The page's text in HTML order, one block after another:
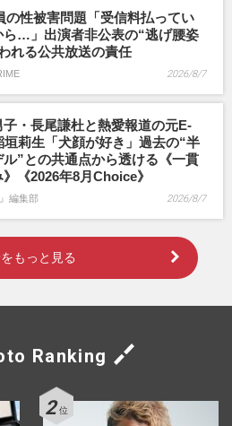
の性被害問題「受信料払ってい
ら…」出演者非公表の“逃げ腰姿
れる公共放送の責任
2026/8/7
子・長尾謙杜と熱愛報道の元E-
莉生「犬顔が好き」過去の“半
ル”との共通点から透ける《一貫
》《2026年8月Choice》
編集部 2026/8/7
もっと見る
Ranking